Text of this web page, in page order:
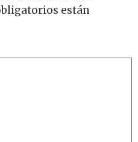
están